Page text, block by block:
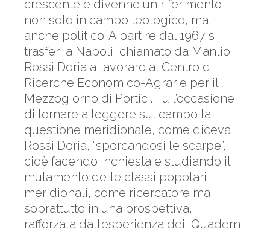
crescente e divenne un riferimento
non solo in campo teologico, ma
anche politico. A partire dal 1967 si
trasferì a Napoli, chiamato da Manlio
Rossi Doria a lavorare al Centro di
Ricerche Economico-Agrarie per il
Mezzogiorno di Portici. Fu l’occasione
di tornare a leggere sul campo la
questione meridionale, come diceva
Rossi Doria, “sporcandosi le scarpe”,
cioè facendo inchiesta e studiando il
mutamento delle classi popolari
meridionali, come ricercatore ma
soprattutto in una prospettiva,
rafforzata dall’esperienza dei “Quaderni